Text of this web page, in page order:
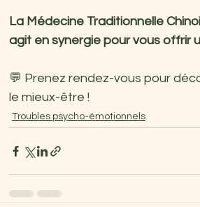
La Médecine Traditionnelle
agit en synergie pour vous offrir
💬 Prenez rendez-vous pour
le mieux-être !
Troubles psycho-émotionnels